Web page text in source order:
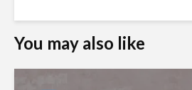
You may also like